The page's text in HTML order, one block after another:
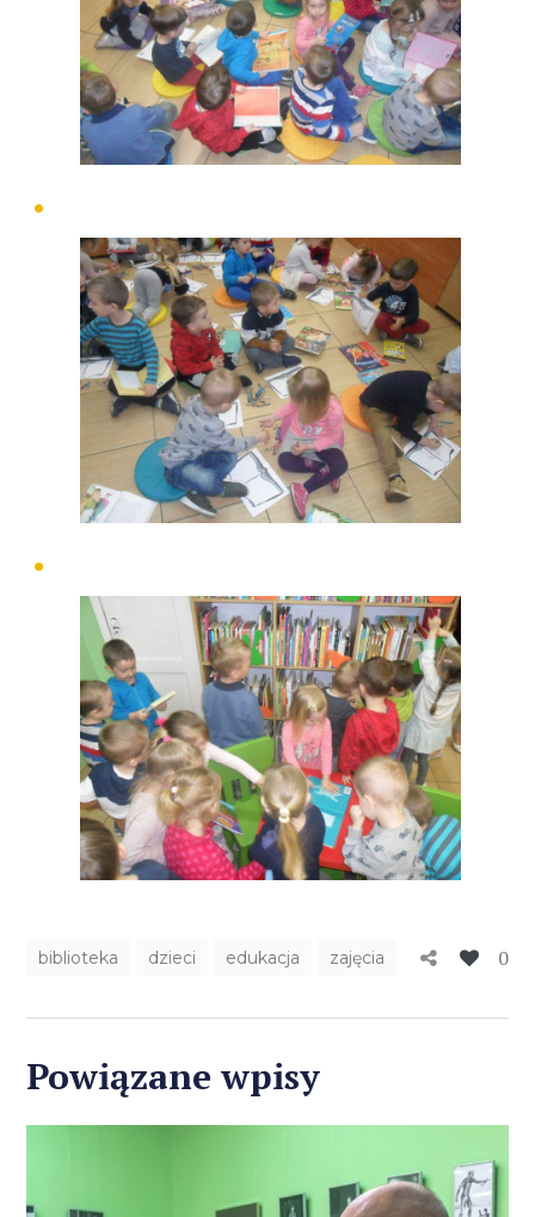
biblioteka dzieci edukacja zajęcia 0
Powiązane wpisy